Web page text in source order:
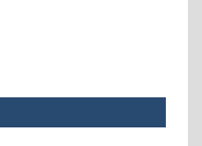
қызмет көрсету